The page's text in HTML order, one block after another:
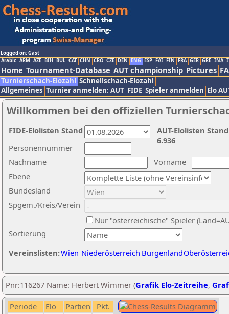
Logged on: Gast
Arabic ARM AZE BIH BUL CAT CHN CRO CZE DEN ENG ESP FAI FIN FRA GER GRE INA
Home Tournament-Database AUT championship Pictures
Turnierschach-Elozahl Schnellschach-Elozahl
Allgemeines Turnier anmelden: AUT FIDE Spieler anmelden Elo
Willkommen bei den offiziellen
Nachname
Vorname
Ebene
Sortierung
Personennummer
Bundesland
Spgem./Kreis/Verein
Nur "österreichische" Spieler
Vereinslisten:Wien Niederösterreich Burgenland
AUT-Elolisten
6.936
FIDE-Elolisten Stand
Pnr:116267 Name: Herbert Wimmer (Grafik Elo-Zeitreihe,
Periode Elo Partien
Pkt.